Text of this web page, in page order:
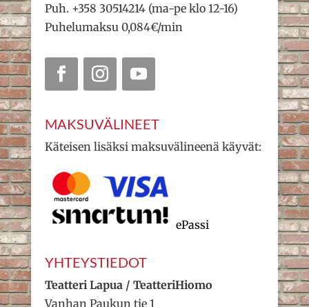
Puh. +358 30514214 (ma-pe klo 12-16)
Puhelumaksu 0,084€/min
MAKSUVÄLINEET
Käteisen lisäksi maksuvälineenä käyvät:
ePassi
YHTEYSTIEDOT
Teatteri Lapua / TeatteriHiomo
Vanhan Paukun tie 1